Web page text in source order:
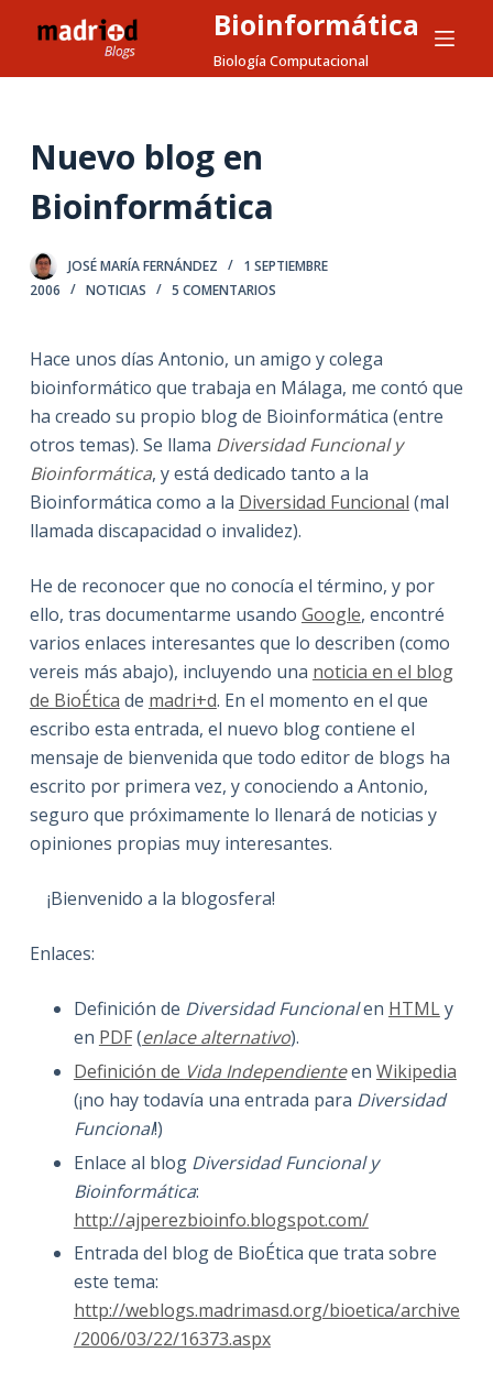
l
o
e
n
d
o
Bioinformática
Biología Computacional
Nuevo blog en
Bioinformática
JOSÉ MARÍA FERNÁNDEZ
1 SEPTIEMBRE
2006
NOTICIAS 5 COMENTARIOS
Hace unos días Antonio, un amigo y colega
bioinformático que trabaja en Málaga, me contó que
ha creado su propio blog de Bioinformática (entre
otros temas). Se llama Diversidad Funcional y
Bioinformática, y está dedicado tanto a la
Bioinformática como a la Diversidad Funcional (mal
llamada discapacidad o invalidez).
He de reconocer que no conocía el término, y por
ello, tras documentarme usando Google, encontré
varios enlaces interesantes que lo describen (como
vereis más abajo), incluyendo una noticia en el blog
de BioÉtica de madri+d. En el momento en el que
escribo esta entrada, el nuevo blog contiene el
mensaje de bienvenida que todo editor de blogs ha
escrito por primera vez, y conociendo a Antonio,
seguro que próximamente lo llenará de noticias y
opiniones propias muy interesantes.
¡Bienvenido a la blogosfera!
Enlaces:
Definición de Diversidad Funcionalen HTMLy
en PDF(enlace alternativo).
Definición de Vida Independienteen Wikipedia
(¡no hay todavía una entrada para Diversidad
Funcional!)
Enlace al blog Diversidad Funcional y
Bioinformática:
http://ajperezbioinfo.blogspot.com/
Entrada del blog de BioÉtica que trata sobre
este tema:
http://weblogs.madrimasd.org/bioetica/archive
/2006/03/22/16373.aspx